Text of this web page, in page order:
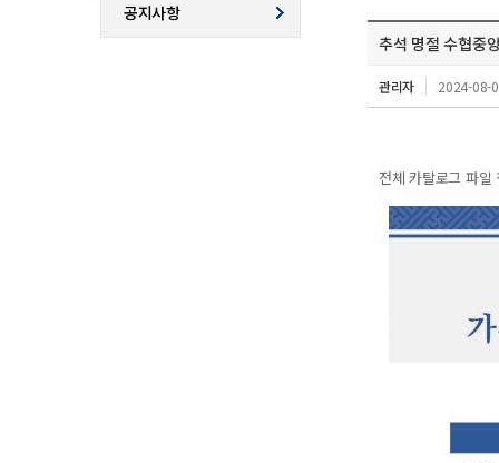
공지사항
추석 명절 수협중
관리자 2024-08-
전체 카탈로그 파일